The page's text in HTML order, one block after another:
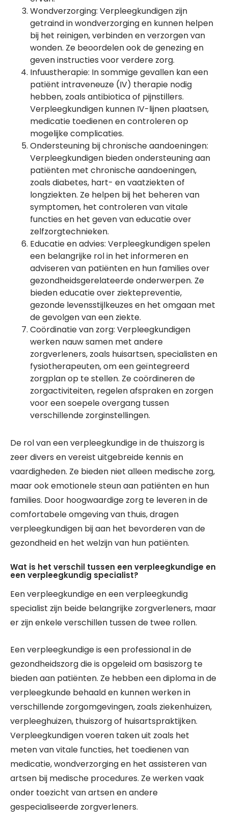
Wondverzorging: Verpleegkundigen zijn
getraind in wondverzorging en kunnen helpen
bij het reinigen, verbinden en verzorgen van
wonden. Ze beoordelen ook de genezing en
geven instructies voor verdere zorg.
Infuustherapie: In sommige gevallen kan een
patiënt intraveneuze (IV) therapie nodig
hebben, zoals antibiotica of pijnstillers.
Verpleegkundigen kunnen IV-lijnen plaatsen,
medicatie toedienen en controleren op
mogelijke complicaties.
Ondersteuning bij chronische aandoeningen:
Verpleegkundigen bieden ondersteuning aan
patiënten met chronische aandoeningen,
zoals diabetes, hart- en vaatziekten of
longziekten. Ze helpen bij het beheren van
symptomen, het controleren van vitale
functies en het geven van educatie over
zelfzorgtechnieken.
Educatie en advies: Verpleegkundigen spelen
een belangrijke rol in het informeren en
adviseren van patiënten en hun families over
gezondheidsgerelateerde onderwerpen. Ze
bieden educatie over ziektepreventie,
gezonde levensstijlkeuzes en het omgaan met
de gevolgen van een ziekte.
Coördinatie van zorg: Verpleegkundigen
werken nauw samen met andere
zorgverleners, zoals huisartsen, specialisten en
fysiotherapeuten, om een geïntegreerd
zorgplan op te stellen. Ze coördineren de
zorgactiviteiten, regelen afspraken en zorgen
voor een soepele overgang tussen
verschillende zorginstellingen.
De rol van een verpleegkundige in de thuiszorg is
zeer divers en vereist uitgebreide kennis en
vaardigheden. Ze bieden niet alleen medische zorg,
maar ook emotionele steun aan patiënten en hun
families. Door hoogwaardige zorg te leveren in de
comfortabele omgeving van thuis, dragen
verpleegkundigen bij aan het bevorderen van de
gezondheid en het welzijn van hun patiënten.
Wat is het verschil tussen een verpleegkundige en
een verpleegkundig specialist?
Een verpleegkundige en een verpleegkundig
specialist zijn beide belangrijke zorgverleners, maar
er zijn enkele verschillen tussen de twee rollen.
Een verpleegkundige is een professional in de
gezondheidszorg die is opgeleid om basiszorg te
bieden aan patiënten. Ze hebben een diploma in de
verpleegkunde behaald en kunnen werken in
verschillende zorgomgevingen, zoals ziekenhuizen,
verpleeghuizen, thuiszorg of huisartspraktijken.
Verpleegkundigen voeren taken uit zoals het
meten van vitale functies, het toedienen van
medicatie, wondverzorging en het assisteren van
artsen bij medische procedures. Ze werken vaak
onder toezicht van artsen en andere
gespecialiseerde zorgverleners.